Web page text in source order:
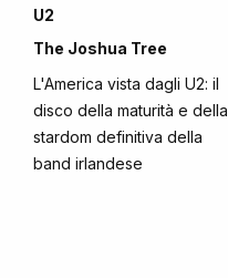
U2
The Joshua Tree
L'America vista dagli U2: il
disco della maturità e della
stardom definitiva della
band irlandese